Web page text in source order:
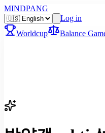
MINDPANG
Log in
Worldcup
Balance